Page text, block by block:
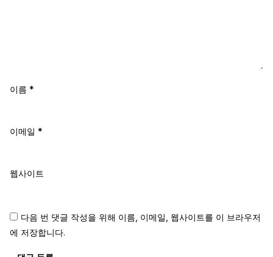
이름 *
이메일 *
웹사이트
다음 번 댓글 작성을 위해 이름, 이메일, 웹사이트를 이 브라우저
에 저장합니다.